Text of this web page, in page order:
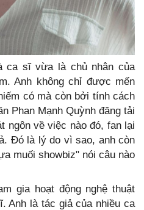
ca sĩ vừa là chủ nhân của
Anh không chỉ được mến
có mà còn bởi tính cách
Phan Mạnh Quỳnh đăng tải
ngôn về việc nào đó, fan lại
Đó là lý do vì sao, anh còn
muối showbiz" nói câu nào
gia hoạt động nghệ thuật
Anh là tác giả của nhiều ca